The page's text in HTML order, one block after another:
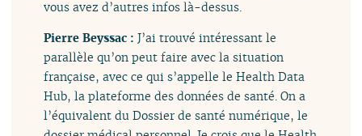
vous avez d’autres infos là-dessus.
Pierre Beyssac :J’ai trouvé intéressant le
parallèle qu’on peut faire avec la situation
française, avec ce qui s’appelle le Health Data
Hub, la plateforme des données de santé. On a
l’équivalent du Dossier de santé numérique, le